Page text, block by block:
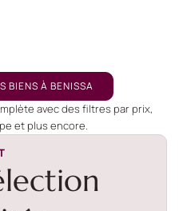
BIENS À BENISSA
avec des filtres par prix,
et plus encore.